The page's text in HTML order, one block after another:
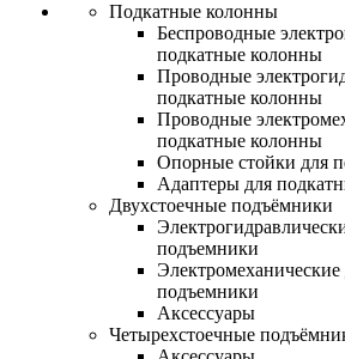
Подкатные колонны
Беспроводные
подкатные колонны
Проводные
подкатные колонны
Проводные
подкатные колонны
Опорные стойки для
Адаптеры для
Двухстоечные подъёмники
подъемники
Электромеханические
подъемники
Аксессуары
Четырехстоечные